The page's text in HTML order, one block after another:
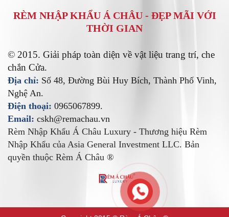
RÈM NHẬP KHẨU Á CHÂU - ĐẸP MÃI VỚI
THỜI GIAN
© 2015. Giải pháp toàn diện về vật liệu trang trí, che
chắn Cửa.
Địa chỉ: Số 48, Đường Bùi Huy Bích, Thành Phố Vinh,
Nghệ An.
Điện thoại: 0965067899.
Email: cskh@remachau.vn
Rèm Nhập Khẩu Á Châu Luxury - Thương hiệu Rèm
Nhập Khẩu của Asia General Investment LLC. Bản
quyền thuộc Rèm Á Châu ®